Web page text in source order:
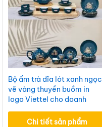
Bộ ấm trà dĩa lót xanh ngọc
vẽ vàng thuyền buồm in
logo Viettel cho doanh
nghiệp ACLGQBV87
Chi tiết sản phẩm